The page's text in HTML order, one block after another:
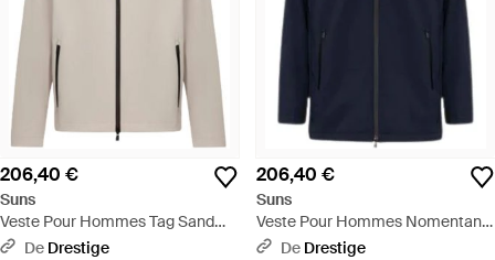
206,40 €
Suns
Veste Pour Hommes Tag Sand
Fonce - Blanc
De Drestige
206,40 €
Suns
Veste Pour Hommes Nomentano
Micro Bleu Fonce - Bleu
De Drestige